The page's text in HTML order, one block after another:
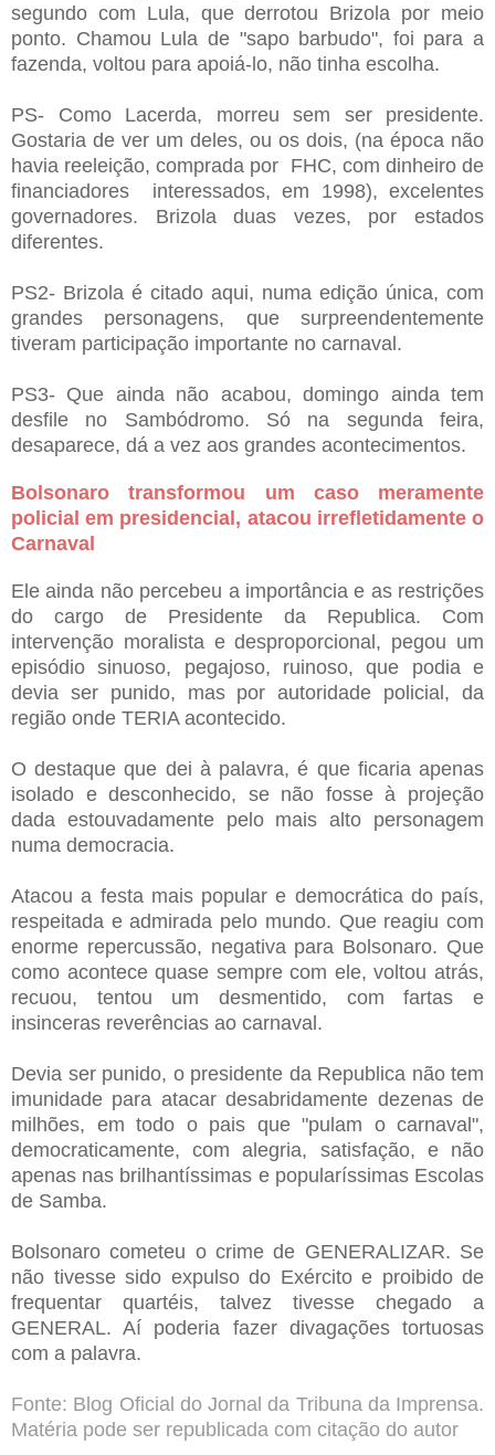
segundo com Lula, que derrotou Brizola por meio
ponto. Chamou Lula de "sapo barbudo", foi para a
fazenda, voltou para apoiá-lo, não tinha escolha.
PS- Como Lacerda, morreu sem ser presidente.
Gostaria de ver um deles, ou os dois, (na época não
havia reeleição, comprada por FHC, com dinheiro de
financiadores interessados, em 1998), excelentes
governadores. Brizola duas vezes, por estados
diferentes.
PS2- Brizola é citado aqui, numa edição única, com
grandes personagens, que surpreendentemente
tiveram participação importante no carnaval.
PS3- Que ainda não acabou, domingo ainda tem
desfile no Sambódromo. Só na segunda feira,
desaparece, dá a vez aos grandes acontecimentos.
Bolsonaro transformou um caso meramente
policial em presidencial, atacou irrefletidamente o
Carnaval
Ele ainda não percebeu a importância e as restrições
do cargo de Presidente da Republica. Com
intervenção moralista e desproporcional, pegou um
episódio sinuoso, pegajoso, ruinoso, que podia e
devia ser punido, mas por autoridade policial, da
região onde TERIA acontecido.
O destaque que dei à palavra, é que ficaria apenas
isolado e desconhecido, se não fosse à projeção
dada estouvadamente pelo mais alto personagem
numa democracia.
Atacou a festa mais popular e democrática do país,
respeitada e admirada pelo mundo. Que reagiu com
enorme repercussão, negativa para Bolsonaro. Que
como acontece quase sempre com ele, voltou atrás,
recuou, tentou um desmentido, com fartas e
insinceras reverências ao carnaval.
Devia ser punido, o presidente da Republica não tem
imunidade para atacar desabridamente dezenas de
milhões, em todo o pais que "pulam o carnaval",
democraticamente, com alegria, satisfação, e não
apenas nas brilhantíssimas e popularíssimas Escolas
de Samba.
Bolsonaro cometeu o crime de GENERALIZAR. Se
não tivesse sido expulso do Exército e proibido de
frequentar quartéis, talvez tivesse chegado a
GENERAL. Aí poderia fazer divagações tortuosas
com a palavra.
Fonte: Blog Oficial do Jornal da Tribuna da Imprensa.
Matéria pode ser republicada com citação do autor